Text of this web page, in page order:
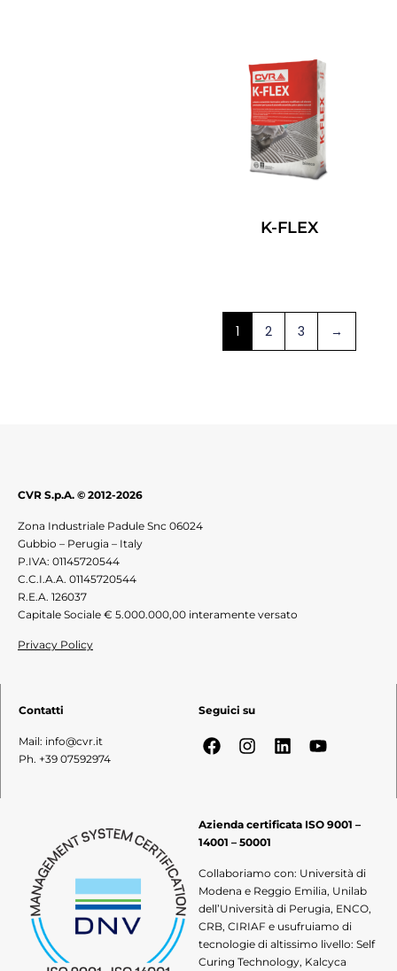
K-FLEX
1 2 3 →
CVR S.p.A. © 2012-2026
Zona Industriale Padule Snc 06024
Gubbio – Perugia – Italy
P.IVA: 01145720544
C.C.I.A.A. 01145720544
R.E.A. 126037
Capitale Sociale € 5.000.000,00 interamente versato
Privacy Policy
Contatti
Mail: info@cvr.it
Ph. +39 07592974
Seguici su
Azienda certificata ISO 9001 –
14001 – 50001
Collaboriamo con: Università di
Modena e Reggio Emilia, Unilab
dell’Università di Perugia, ENCO,
CRB, CIRIAF e usufruiamo di
tecnologie di altissimo livello: Self
Curing Technology, Kalcyca